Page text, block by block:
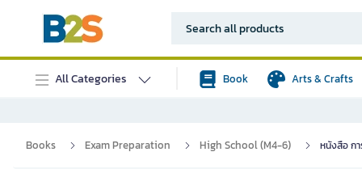
All Categories Book Arts & Crafts
Books Exam Preparation High School (M4-6) หนังสือ กา